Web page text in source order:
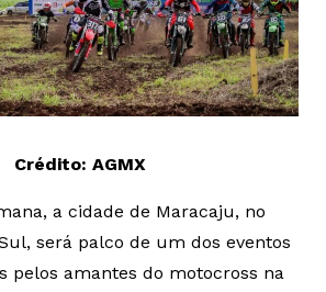
Crédito: AGMX
a cidade de Maracaju, no
será palco de um dos eventos
pelos amantes do motocross na